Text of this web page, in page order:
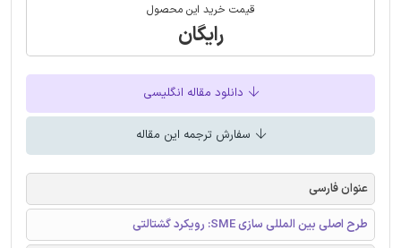
قیمت خرید این محصول
رایگان
دانلود مقاله انگلیسی
سفارش ترجمه این مقاله
عنوان فارسی
طرح اصلی بین المللی سازی SME: رویکرد گشتالتی